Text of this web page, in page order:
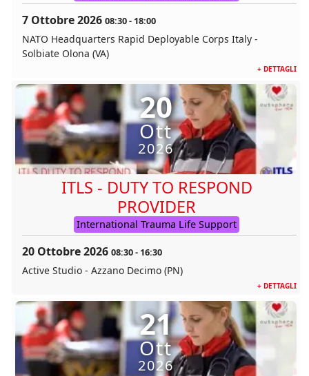
7 Ottobre 2026 08:30- 18:00
NATO Headquarters Rapid Deployable Corps Italy -
Solbiate Olona (VA)
+ DETTAGLI
20
Ott
2026
ITLS - DUTY TO RESPOND
PROVIDER
International Trauma Life Support
20 Ottobre 2026 08:30- 16:30
Active Studio - Azzano Decimo (PN)
+ DETTAGLI
21
Ott
2026